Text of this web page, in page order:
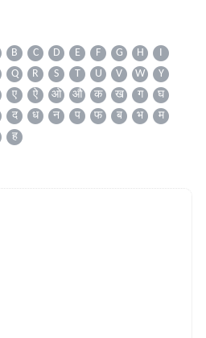
B C D E F G H
I
Q R S T U V W
Y
ए ऐ ओ औ क ख ग
घ
द ध न प फ ब भ
म
ह